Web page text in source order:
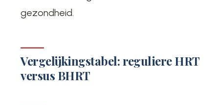
gezondheid.
Vergelijkingstabel: reguliere HRT
versus BHRT